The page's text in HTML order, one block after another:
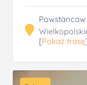
[Pokaż trasę]